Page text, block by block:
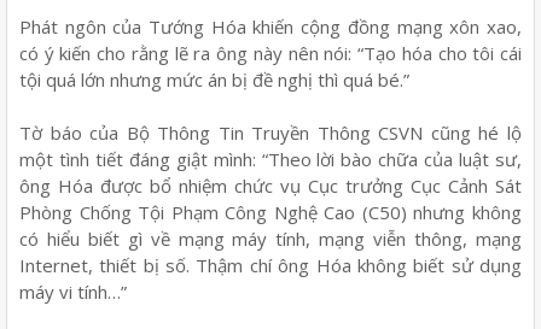
Phát ngôn của Tướng Hóa khiến cộng đồng mạng xôn xao,
có ý kiến cho rằng lẽ ra ông này nên nói: “Tạo hóa cho tôi cái
tội quá lớn nhưng mức án bị đề nghị thì quá bé.”
Tờ báo của Bộ Thông Tin Truyền Thông CSVN cũng hé lộ
một tình tiết đáng giật mình: “Theo lời bào chữa của luật sư,
ông Hóa được bổ nhiệm chức vụ Cục trưởng Cục Cảnh Sát
Phòng Chống Tội Phạm Công Nghệ Cao (C50) nhưng không
có hiểu biết gì về mạng máy tính, mạng viễn thông, mạng
Internet, thiết bị số. Thậm chí ông Hóa không biết sử dụng
máy vi tính…”